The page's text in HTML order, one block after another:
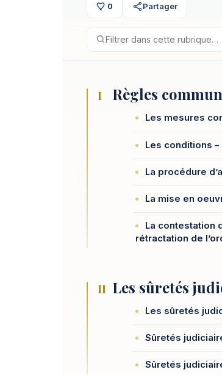
0 Partager
I Règles
Les mesures
Les conditions
La procédure
La mise en
La contestation
rétractation de
II Les sûretés
Les sûretés
Sûretés
Sûretés